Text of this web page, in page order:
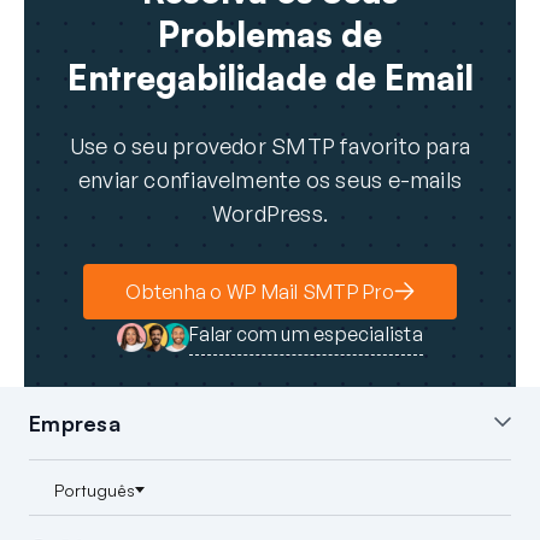
Problemas de
Entregabilidade de Email
Use o seu provedor SMTP favorito para
enviar confiavelmente os seus e-mails
WordPress.
Obtenha o WP Mail SMTP Pro
Falar com um especialista
Empresa
Contacto